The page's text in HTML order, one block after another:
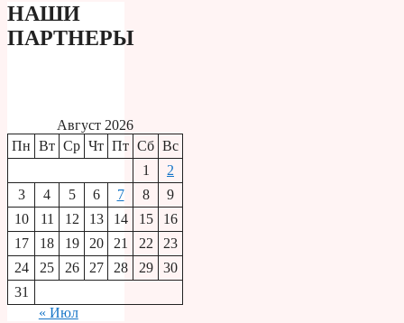
НАШИ
ПАРТНЕРЫ
Август 2026
Пн Вт Ср Чт Пт Сб Вс
1
2
3
4 5 6 7 8
9
10
11 12 13 14 15
16
17
18 19 20 21 22
23
24
25 26 27 28 29
30
31
« Июл